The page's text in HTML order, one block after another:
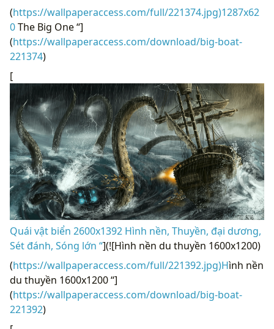
(https://wallpaperaccess.com/full/221374.jpg)1287x62
0The Big One “]
(https://wallpaperaccess.com/download/big-boat-
221374)
[
Quái vật biển 2600x1392 Hình nền, Thuyền, đại dương,
Sét đánh, Sóng lớn “](![Hình nền du thuyền 1600x1200)
(https://wallpaperaccess.com/full/221392.jpg)Hình nền
du thuyền 1600x1200 “]
(https://wallpaperaccess.com/download/big-boat-
221392)